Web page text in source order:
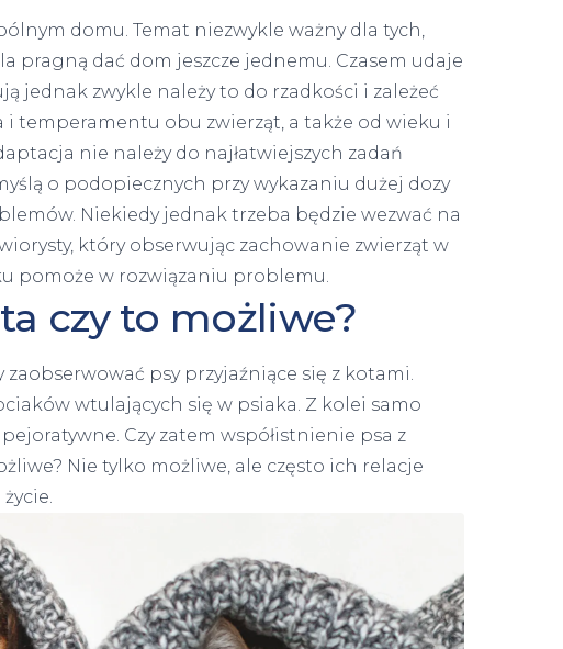
domu. Temat niezwykle ważny dla tych,
pragną dać dom jeszcze jednemu. Czasem udaje
jednak zwykle należy to do rzadkości i zależeć
temperamentu obu zwierząt, a także od wieku i
nie należy do najłatwiejszych zadań
o podopiecznych przy wykazaniu dużej dozy
Niekiedy jednak trzeba będzie wezwać na
który obserwując zachowanie zwierząt w
pomoże w rozwiązaniu problemu.
czy to możliwe?
psy przyjaźniące się z kotami.
wtulających się w psiaka. Z kolei samo
Czy zatem współistnienie psa z
Nie tylko możliwe, ale często ich relacje